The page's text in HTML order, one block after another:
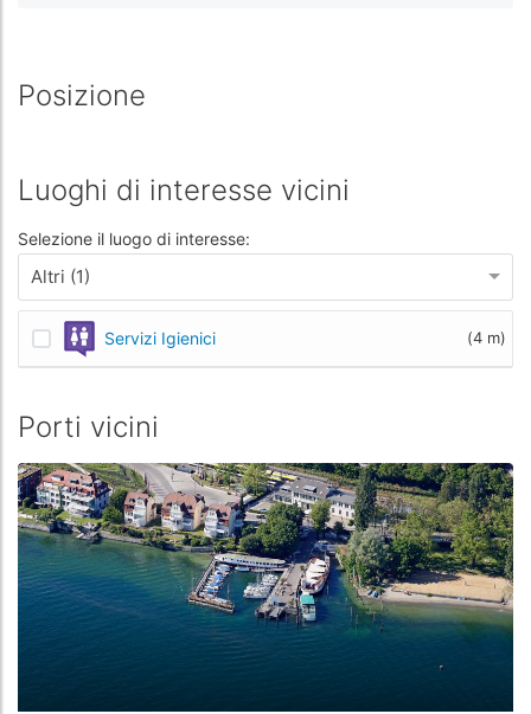
Posizione
Luoghi di interesse vicini
Selezione il luogo di interesse:
Altri (1)
Servizi Igienici (4 m)
Porti vicini